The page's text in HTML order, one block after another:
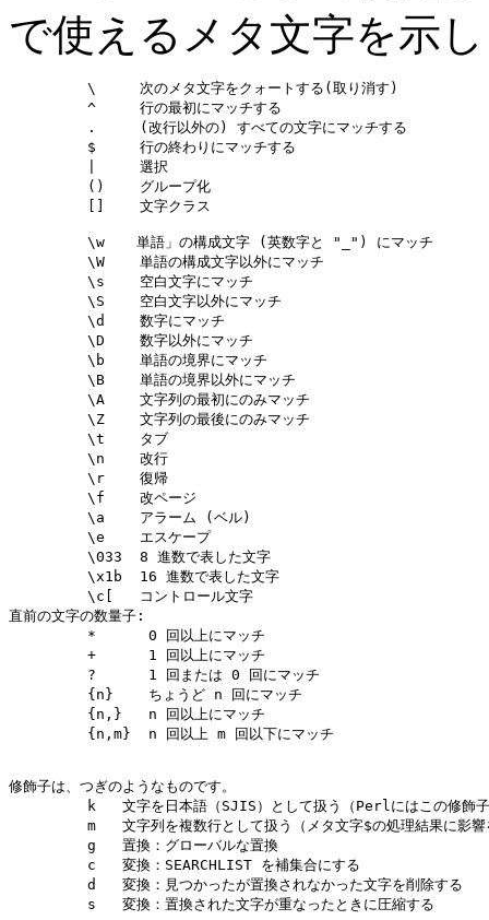
で使えるメタ文字を示
         \     次のメタ文字をクォートする(取り消す)
         ^     行の最初にマッチする
         .     (改行以外の) すべての文字にマッチする
         $     行の終わりにマッチする
         |     選択
         ()    グループ化
         []    文字クラス
         \w  　単語」の構成文字 (英数字と "_") にマッチ
         \W    単語の構成文字以外にマッチ
         \s    空白文字にマッチ
         \S    空白文字以外にマッチ
         \d    数字にマッチ
         \D    数字以外にマッチ
         \b    単語の境界にマッチ
         \B    単語の境界以外にマッチ
         \A    文字列の最初にのみマッチ
         \Z    文字列の最後にのみマッチ
         \t    タブ
         \n    改行
         \r    復帰
         \f    改ページ
         \a    アラーム (ベル)
         \e    エスケープ
         \033  8 進数で表した文字
         \x1b  16 進数で表した文字
         \c[   コントロール文字
直前の文字の数量子:
         *      0 回以上にマッチ
         +      1 回以上にマッチ
         ?      1 回または 0 回にマッチ
         {n}    ちょうど n 回にマッチ
         {n,}   n 回以上にマッチ
         {n,m}  n 回以上 m 回以下にマッチ
修飾子は、つぎのようなものです。
k   文字を日本語（SJIS）として扱う（Perlにはこの修飾子
m   文字列を複数行として扱う（メタ文字$の処理結果に影響
         g   置換：グローバルな置換
         c   変換：SEARCHLIST を補集合にする
         d   変換：見つかったが置換されなかった文字を削除する
         s   変換：置換された文字が重なったときに圧縮する